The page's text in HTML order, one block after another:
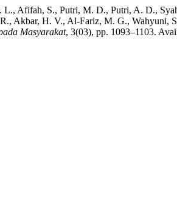
L., Afifah, S., Putri, M. D., Putri, A. D.,
R., Akbar, H. V., Al-Fariz, M. G.,
Masyarakat, 3(03), pp. 1093–1103.